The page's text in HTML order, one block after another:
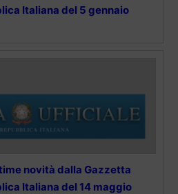
Italiana del 5 gennaio
novità dalla Gazzetta
Italiana del 14 maggio